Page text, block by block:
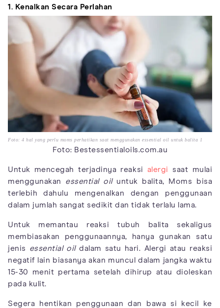
1. Kenalkan Secara Perlahan
Foto: 4 hal yang perlu moms perhatikan saat menggunakan essential oil untuk balita 1
Foto: Bestessentialoils.com.au
Untuk mencegah terjadinya reaksi alergi
saat mulai
menggunakan essential oil untuk balita, Moms bisa
terlebih dahulu mengenalkan dengan penggunaan
dalam jumlah sangat sedikit dan tidak terlalu lama.
Untuk memantau reaksi tubuh balita sekaligus
membiasakan penggunaannya, hanya gunakan satu
jenis essential oildalam satu hari. Alergi atau reaksi
negatif lain biasanya akan muncul dalam jangka waktu
15-30 menit pertama setelah dihirup atau dioleskan
pada kulit.
Segera hentikan penggunaan dan bawa si kecil ke